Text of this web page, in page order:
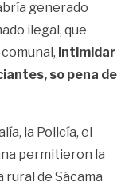
generado
ilegal, que
intimidar
so pena de
la Policía, el
permitieron la
de Sácama